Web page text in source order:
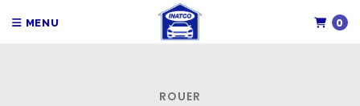
MENU 0
ROUER